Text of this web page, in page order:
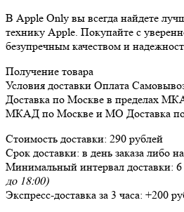
В Apple Only вы всегда найдете
технику Apple. Покупайте с
безупречным качеством и
Получение товара
Условия доставки Оплата
Доставка по Москве в пределах
МКАД по Москве и МО Доставка
Стоимость доставки: 290 рублей
Срок доставки: в день заказа либо
Минимальный интервал доставки: 6
до 18:00)
Экспресс-доставка за 3 часа: +200